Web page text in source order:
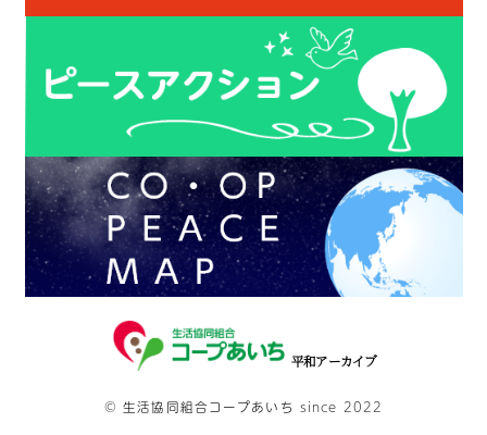
平和アーカイブ
©生活協同組合コープあいち since 2022